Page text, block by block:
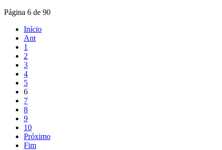
Página 6 de 90
Início
Ant
1
2
3
4
5
6
7
8
9
10
Próximo
Fim